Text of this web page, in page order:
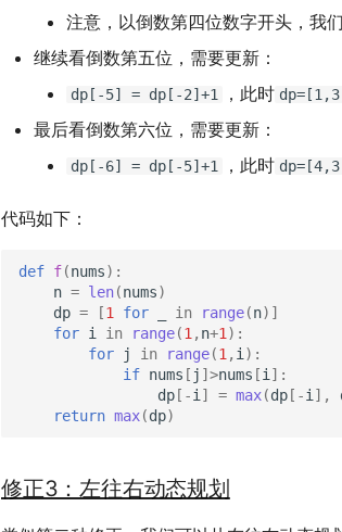
注意，以倒数第四位数字开头，我
继续看倒数第五位，需要更新：
dp[-5] = dp[-2]+1 ，此时
最后看倒数第六位，需要更新：
dp[-6] = dp[-5]+1 ，此时
代码如下：
def f(nums):
n = len(nums)
dp = [1 for in range(n)]
for i in range(1 , n+1 ):
for
j in range(1 , i ):
if nums [ j ]>nums [i ]:
dp[ -i ] = max(dp[ -i ],
return max(dp)
修正3：左往右动态规划